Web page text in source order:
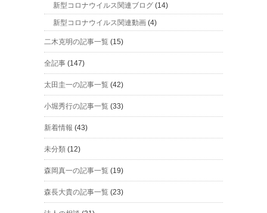
新型コロナウイルス関連ブログ (14)
新型コロナウイルス関連動画 (4)
二木克明の記事一覧 (15)
全記事 (147)
太田圭一の記事一覧 (42)
小堀秀行の記事一覧 (33)
新着情報 (43)
未分類 (12)
森岡真一の記事一覧 (19)
森長大貴の記事一覧 (23)